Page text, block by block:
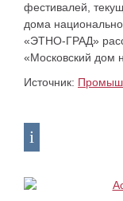
фестивалей,
дома
«ЭТНО-ГРАД»
«Московский дом
Источник: